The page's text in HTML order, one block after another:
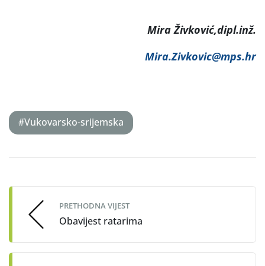
Mira Živković,dipl.inž.
Mira.Zivkovic@mps.hr
#Vukovarsko-srijemska
navigation
PRETHODNA VIJEST
Obavijest ratarima